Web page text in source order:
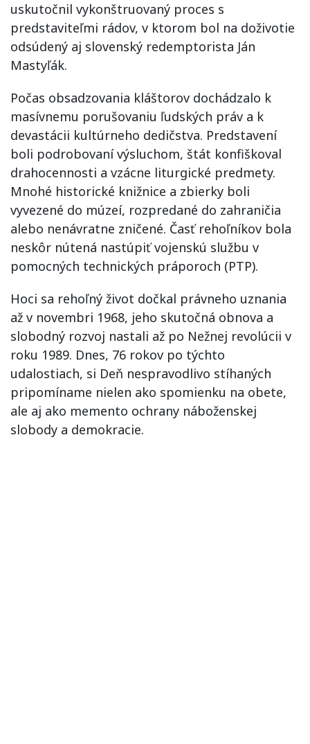
uskutočnil vykonštruovaný proces s
predstaviteľmi rádov, v ktorom bol na doživotie
odsúdený aj slovenský redemptorista Ján
Mastyľák.
Počas obsadzovania kláštorov dochádzalo k
masívnemu porušovaniu ľudských práv a k
devastácii kultúrneho dedičstva. Predstavení
boli podrobovaní výsluchom, štát konfiškoval
drahocennosti a vzácne liturgické predmety.
Mnohé historické knižnice a zbierky boli
vyvezené do múzeí, rozpredané do zahraničia
alebo nenávratne zničené. Časť rehoľníkov bola
neskôr nútená nastúpiť vojenskú službu v
pomocných technických práporoch (PTP).
Hoci sa rehoľný život dočkal právneho uznania
až v novembri 1968, jeho skutočná obnova a
slobodný rozvoj nastali až po Nežnej revolúcii v
roku 1989. Dnes, 76 rokov po týchto
udalostiach, si Deň nespravodlivo stíhaných
pripomíname nielen ako spomienku na obete,
ale aj ako memento ochrany náboženskej
slobody a demokracie.